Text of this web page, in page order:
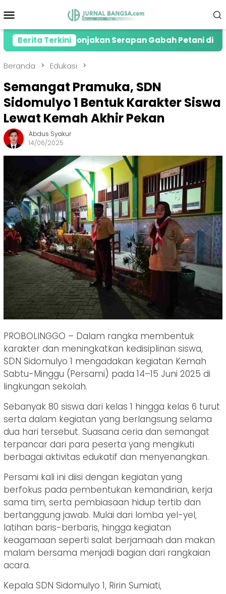
ke
Mobile
Berita Terkini
Lonjakan Serapan Gabah Petani di Jember
Beranda Edukasi
Semangat Pramuka, SDN
Sidomulyo 1 Bentuk Karakter Siswa
Lewat Kemah Akhir Pekan
Abdus Syakur
14/06/2025
PROBOLINGGO – Dalam rangka membentuk
karakter dan meningkatkan kedisiplinan siswa,
SDN Sidomulyo 1 mengadakan kegiatan Kemah
Sabtu-Minggu (Persami) pada 14–15 Juni 2025 di
lingkungan sekolah.
Sebanyak 80 siswa dari kelas 1 hingga kelas 6 turut
serta dalam kegiatan yang berlangsung selama
dua hari tersebut. Suasana ceria dan semangat
terpancar dari para peserta yang mengikuti
berbagai aktivitas edukatif dan menyenangkan.
Persami kali ini diisi dengan kegiatan yang
berfokus pada pembentukan kemandirian, kerja
sama tim, serta pembiasaan hidup tertib dan
bertanggung jawab. Mulai dari lomba yel-yel,
latihan baris-berbaris, hingga kegiatan
keagamaan seperti salat berjamaah dan makan
malam bersama menjadi bagian dari rangkaian
acara.
Kepala SDN Sidomulyo 1, Ririn Sumiati,